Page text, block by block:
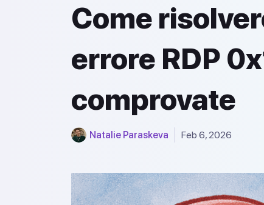
Come
errore RDP
comprovate
Natalie Paraskeva Feb 6, 2026